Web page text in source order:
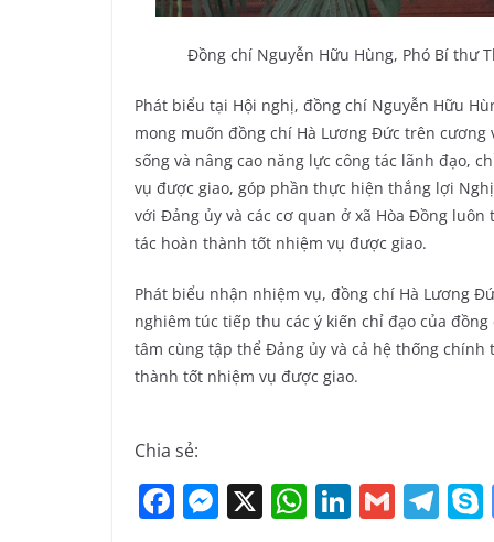
Đồng chí Nguyễn Hữu Hùng, Phó Bí thư
Phát biểu tại Hội nghị, đồng chí Nguyễn Hữu
mong muốn đồng chí Hà Lương Đức trên
sống và nâng cao năng lực công tác lãnh đạo,
vụ được giao, góp phần thực hiện thắng lợi
với Đảng ủy và các cơ quan ở xã Hòa Đồng
tác hoàn thành tốt nhiệm vụ được giao.
Phát biểu nhận nhiệm vụ, đồng chí Hà Lương
nghiêm túc tiếp thu các ý kiến chỉ đạo của
tâm cùng tập thể Đảng ủy và cả hệ thống
thành tốt nhiệm vụ được giao.
Chia sẻ:
F M X W Li G T